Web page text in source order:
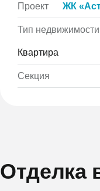
Проект ЖК
Тип недвижимости
Квартира
Секция
Отделка